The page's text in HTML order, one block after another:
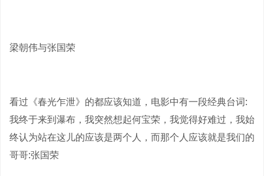
梁朝伟与张国荣
看过《春光乍泄》的都应该知道，电影中有一段经典台词:
我终于来到瀑布，我突然想起何宝荣，我觉得好难过，我始
终认为站在这儿的应该是两个人，而那个人应该就是我们的
哥哥:张国荣